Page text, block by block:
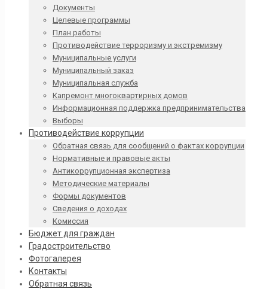
Документы
Целевые программы
План работы
Противодействие терроризму и экстремизму
Муниципальные услуги
Муниципальный заказ
Муниципальная служба
Капремонт многоквартирных домов
Информационная поддержка предпринимательства
Выборы
Противодействие коррупции
Обратная связь для сообщений о фактах коррупции
Нормативные и правовые акты
Антикоррупционная экспертиза
Методические материалы
Формы документов
Сведения о доходах
Комиссия
Бюджет для граждан
Градостроительство
Фотогалерея
Контакты
Обратная связь